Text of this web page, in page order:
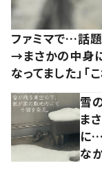
ファミマで…話
→まさかの中身
なってました」「
雪
ま
に…
な